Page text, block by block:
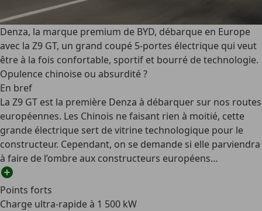
Denza, la marque premium de BYD, débarque en Europe
avec la Z9 GT, un grand coupé 5-portes électrique qui veut
être à la fois confortable, sportif et bourré de technologie.
Opulence chinoise ou absurdité ?
En bref
La Z9 GT est la première Denza à débarquer sur nos routes
européennes. Les Chinois ne faisant rien à moitié, cette
grande électrique sert de vitrine technologique pour le
constructeur. Cependant, on se demande si elle parviendra
à faire de l’ombre aux constructeurs européens…
Points forts
Charge ultra-rapide à 1 500 kW